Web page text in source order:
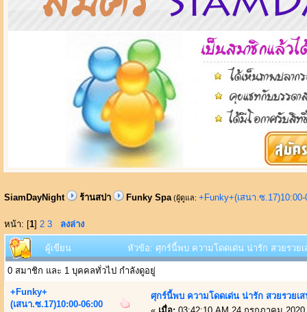
SiamDayNight ร้านสปา Funky Spa (ผู้ดูแล: +Funky+(เสนา.ซ
หน้า: [1] 2 3 ลงล่าง
ผู้เขียน หัวข้อ: ศุกร์นี้พบ ความโดดเด่น น่ารัก สวยรวย
0 สมาชิก และ 1 บุคคลทั่วไป กำลังดูอยู่
+Funky+
(เสนา.ซ.17)10:00-06:00
ศุกร์นี้พบ ความโดดเด่น น่ารัก สวยรวยเ